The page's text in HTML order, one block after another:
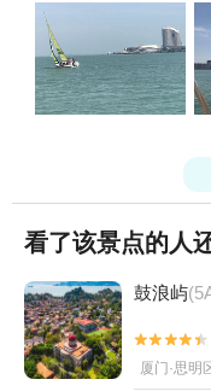
看了该景点的人
鼓浪屿


厦门·思明